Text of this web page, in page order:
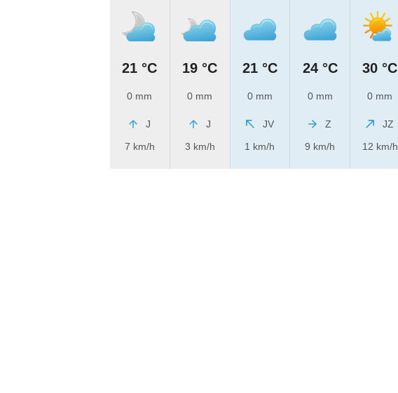
21 °C
0 mm
J
7 km/h
19 °C
0 mm
J
3 km/h
21 °C
0 mm
JV
1 km/h
24 °C
0 mm
Z
9 km/h
30 °C
0 mm
JZ
12 km/h